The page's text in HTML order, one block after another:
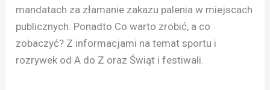
mandatach za złamanie zakazu palenia w miejscach
publicznych. Ponadto Co warto zrobić, a co
zobaczyć? Z informacjami na temat sportu i
rozrywek od A do Z oraz Świąt i festiwali.